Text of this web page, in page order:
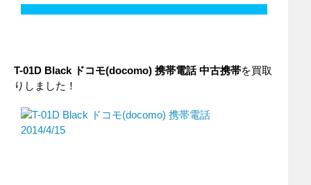
T-01D Black ドコモ(docomo) 携帯電話中古携帯を買取
りしました！